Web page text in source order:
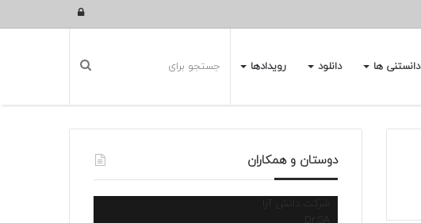
ورود
دانستنی ها دانلود رویدادها
دوستان و همکاران
شرکت دانش آرا